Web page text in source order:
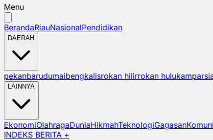
Menu
BerandaRiauNasionalPendidikan
DAERAH
pekanbarudumaibengkalisrokan hilirrokan hulukampar
LAINNYA
EkonomiOlahragaDuniaHikmahTeknologiGagasan
INDEKS BERITA +